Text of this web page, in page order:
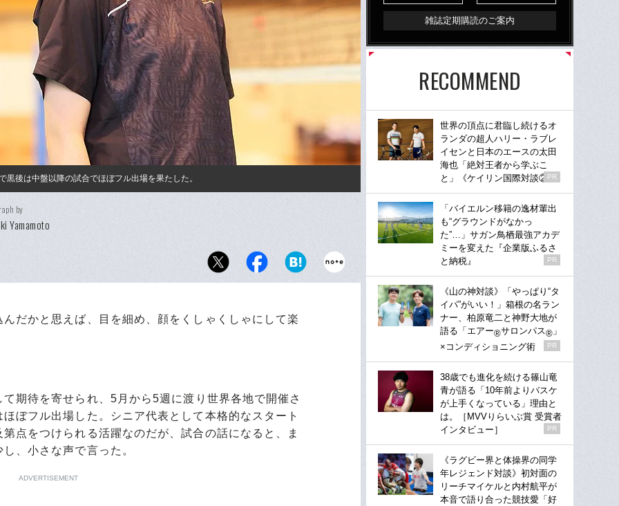
後は中盤以降の試合でほぼフル出場を果たした。
by
Yamamoto
だかと思えば、目を細め、顔をくしゃくしゃにして楽
期待を寄せられ、5月から5週に渡り世界各地で開催さ
ぼフル出場した。シニア代表として本格的なスタート
点をつけられる活躍なのだが、試合の話になると、ま
、小さな声で言った。
ADVERTISEMENT
雑誌定期購読のご案内
RECOMMEND
世界の頂点に君臨し続けるオ
ランダの超人ハリー・ラブレ
イセンと日本のエースの太田
海也「絶対王者から学ぶこ
と」《ケイリン国際対談②》
PR
「バイエルン移籍の逸材輩出
も“グラウンドがなかっ
た”…」サガン鳥栖最強アカデ
ミーを変えた『企業版ふるさ
と納税』
PR
《山の神対談》「やっぱり“タ
イパ”がいい！」箱根の名ラン
ナー、柏原竜二と神野大地が
語る「エアー®サロンパス® 」
×コンディショニング術
PR
38歳でも進化を続ける篠山竜
青が語る「10年前よりバスケ
が上手くなっている」理由と
は。［MVVりらいぶ賞 受賞者
インタビュー］
PR
《ラグビー界と体操界の同学
年レジェンド対談》初対面の
リーチマイケルと内村航平が
本音で語り合った競技愛「好